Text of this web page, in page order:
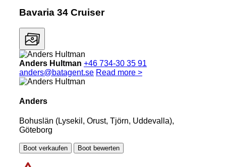
Bavaria 34 Cruiser
Anders Hultman +46 734-30 35 91
anders@batagent.se Read more >
Anders
Bohuslän (Lysekil, Orust, Tjörn, Uddevalla),
Göteborg
Boot verkaufen Boot bewerten